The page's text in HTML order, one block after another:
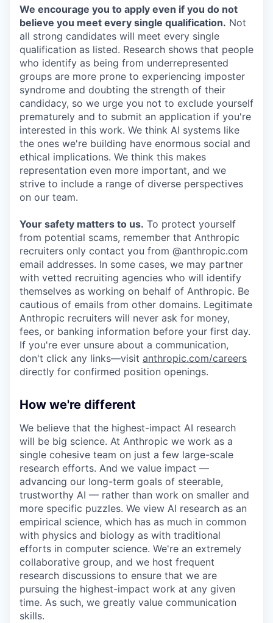
We encourage you to apply even if you do not
believe you meet every single qualification. Not
all strong candidates will meet every single
qualification as listed. Research shows that people
who identify as being from underrepresented
groups are more prone to experiencing imposter
syndrome and doubting the strength of their
candidacy, so we urge you not to exclude yourself
prematurely and to submit an application if you're
interested in this work. We think AI systems like
the ones we're building have enormous social and
ethical implications. We think this makes
representation even more important, and we
strive to include a range of diverse perspectives
on our team.
Your safety matters to us. To protect yourself
from potential scams, remember that Anthropic
recruiters only contact you from @anthropic.com
email addresses. In some cases, we may partner
with vetted recruiting agencies who will identify
themselves as working on behalf of Anthropic. Be
cautious of emails from other domains. Legitimate
Anthropic recruiters will never ask for money,
fees, or banking information before your first day.
If you're ever unsure about a communication,
don't click any links—visit anthropic.com/careers
directly for confirmed position openings.
How we're different
We believe that the highest-impact AI research
will be big science. At Anthropic we work as a
single cohesive team on just a few large-scale
research efforts. And we value impact —
advancing our long-term goals of steerable,
trustworthy AI — rather than work on smaller and
more specific puzzles. We view AI research as an
empirical science, which has as much in common
with physics and biology as with traditional
efforts in computer science. We're an extremely
collaborative group, and we host frequent
research discussions to ensure that we are
pursuing the highest-impact work at any given
time. As such, we greatly value communication
skills.